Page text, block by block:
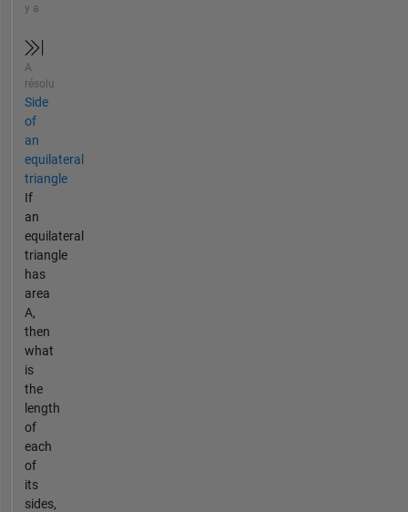
y a
A
résolu
Side
of
an
equilateral
triangle
If
an
equilateral
triangle
has
area
A,
then
what
is
the
length
of
each
of
its
sides,